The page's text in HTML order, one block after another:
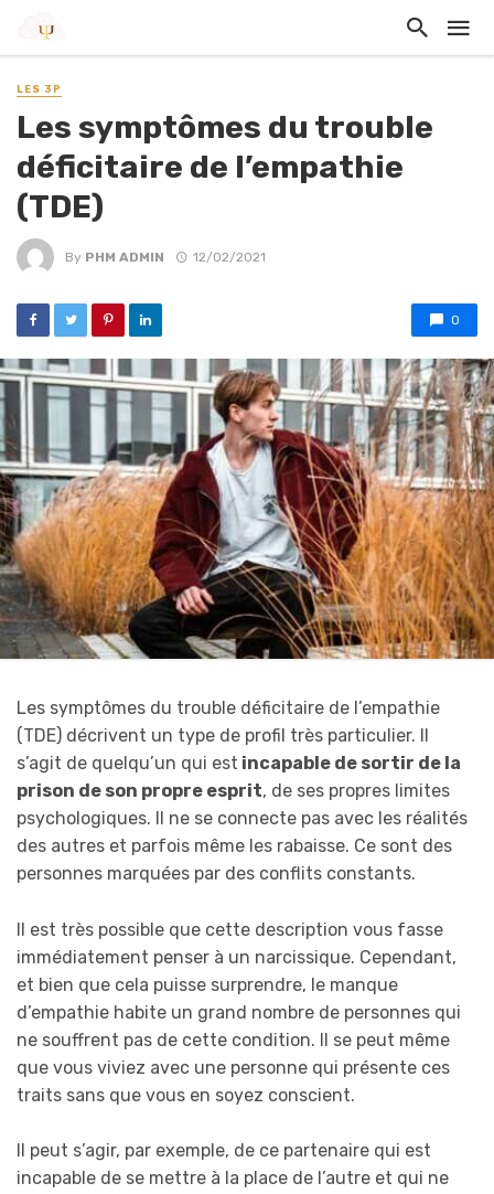
LES 3P
Les symptômes du trouble
déficitaire de l’empathie
(TDE)
By PHM ADMIN 12/02/2021
0
Les symptômes du trouble déficitaire de l’empathie
(TDE) décrivent un type de profil très particulier. Il
s’agit de quelqu’un qui est incapable de sortir de la
prison de son propre esprit, de ses propres limites
psychologiques. Il ne se connecte pas avec les réalités
des autres et parfois même les rabaisse. Ce sont des
personnes marquées par des conflits constants.
Il est très possible que cette description vous fasse
immédiatement penser à un narcissique. Cependant,
et bien que cela puisse surprendre, le manque
d’empathie habite un grand nombre de personnes qui
ne souffrent pas de cette condition. Il se peut même
que vous viviez avec une personne qui présente ces
traits sans que vous en soyez conscient.
Il peut s’agir, par exemple, de ce partenaire qui est
incapable de se mettre à la place de l’autre et qui ne